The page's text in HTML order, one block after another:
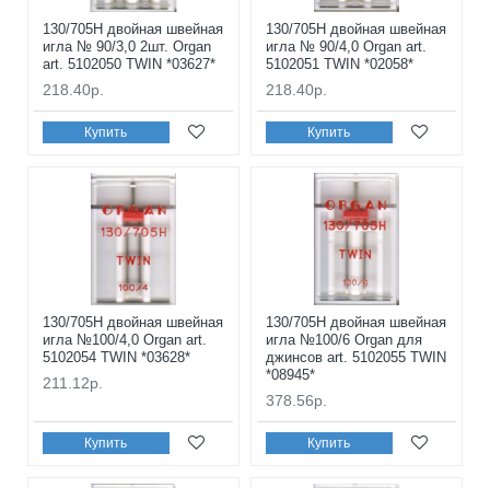
130/705H двойная швейная
игла № 90/3,0 2шт. Organ
art. 5102050 TWIN *03627*
218.40р.
Купить
130/705H двойная швейная
игла № 90/4,0 Organ art.
5102051 TWIN *02058*
218.40р.
Купить
130/705H двойная швейная
игла №100/4,0 Organ art.
5102054 TWIN *03628*
211.12р.
Купить
130/705H двойная швейная
игла №100/6 Organ для
джинсов art. 5102055 TWIN
*08945*
378.56р.
Купить